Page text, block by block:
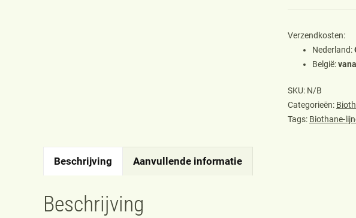
19mm
voor
honden,
oranje
aantal
Verzendkosten:
Nederland:
België:
SKU: N/B
Categorieën:
Tags: Biothane-
Beschrijving Aanvullende informatie
Beschrijving